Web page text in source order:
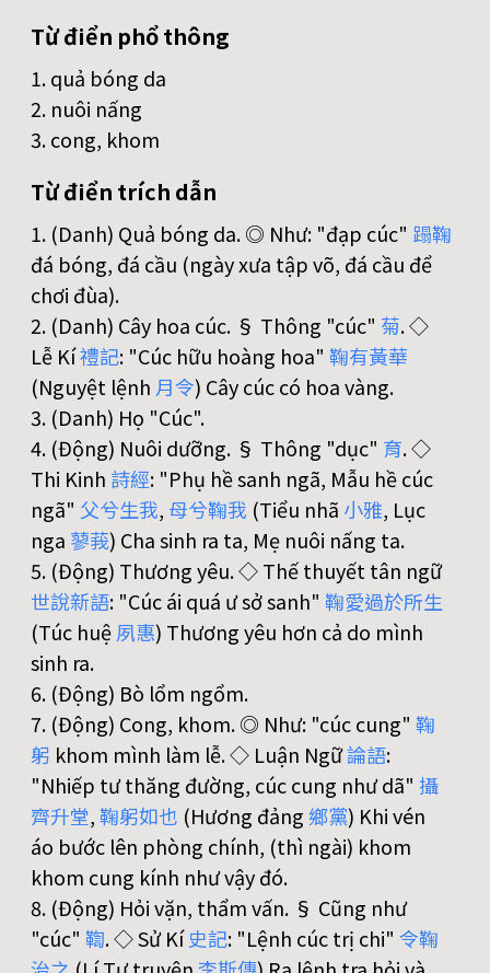
Từ điển phổ thông
1. quả bóng da
2. nuôi nấng
3. cong, khom
Từ điển trích dẫn
1. (Danh) Quả bóng da. ◎ Như: "đạp cúc" 蹋鞠
đá bóng, đá cầu (ngày xưa tập võ, đá cầu để
chơi đùa).
2. (Danh) Cây hoa cúc. § Thông "cúc" 菊. ◇
Lễ Kí禮記: "Cúc hữu hoàng hoa" 鞠有黃華
(Nguyệt lệnh 月令) Cây cúc có hoa vàng.
3. (Danh) Họ "Cúc".
4. (Động) Nuôi dưỡng. § Thông "dục" 育. ◇
Thi Kinh 詩經: "Phụ hề sanh ngã, Mẫu hề cúc
ngã" 父兮生我, 母兮鞠我 (Tiểu nhã 小雅, Lục
nga 蓼莪) Cha sinh ra ta, Mẹ nuôi nấng ta.
5. (Động) Thương yêu. ◇ Thế thuyết tân ngữ
世說新語: "Cúc ái quá ư sở sanh" 鞠愛過於所生
(Túc huệ夙惠) Thương yêu hơn cả do mình
sinh ra.
6. (Động) Bò lổm ngổm.
7. (Động) Cong, khom. ◎ Như: "cúc cung" 鞠
躬 khom mình làm lễ. ◇ Luận Ngữ論語:
"Nhiếp tư thăng đường, cúc cung như dã" 攝
齊升堂,鞠躬如也 (Hương đảng 鄉黨) Khi vén
áo bước lên phòng chính, (thì ngài) khom
khom cung kính như vậy đó.
8. (Động) Hỏi vặn, thẩm vấn. § Cũng như
"cúc" 鞫. ◇ Sử Kí史記: "Lệnh cúc trị chi" 令鞠